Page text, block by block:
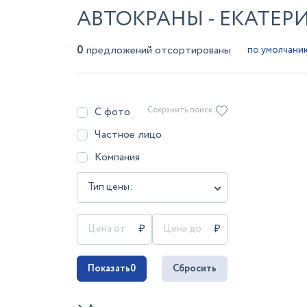
АВТОКРАНЫ -
0 предложений отсортированы
С фото
Частное лицо
Компания
Тип цены:
Сохранить поиск
Показать0 Сбросить